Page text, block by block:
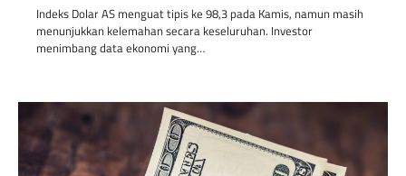
Indeks Dolar AS menguat tipis ke 98,3 pada Kamis, namun masih
menunjukkan kelemahan secara keseluruhan. Investor
menimbang data ekonomi yang…